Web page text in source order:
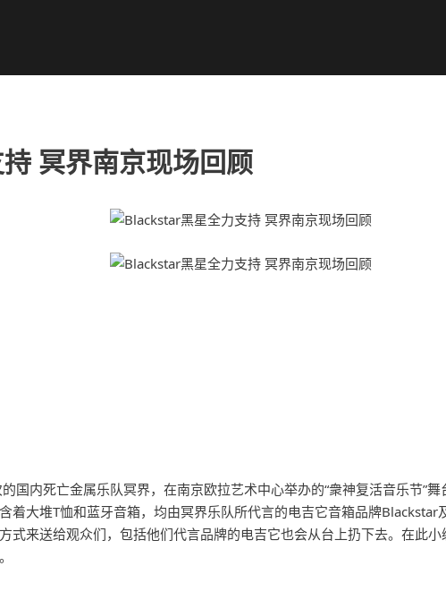
冥界南京现场回顾
国内死亡金属乐队冥界，在南京欧拉艺术中心举办的“衆神复活音乐节”
着大堆T恤和蓝牙音箱，均由冥界乐队所代言的电吉它音箱品牌
式来送给观众们，包括他们代言品牌的电吉它也会从台上扔下去。在此